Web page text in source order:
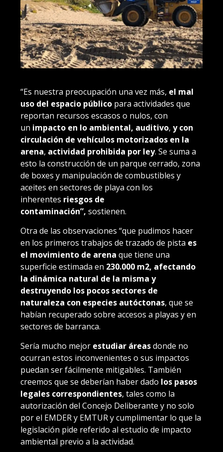
“Es nuestra preocupación una vez más, el mal
uso del espacio público para actividades que
reportan recursos escasos o nulos, con
un impacto en lo ambiental, auditivo, y con
circulación de vehículos motorizados en la
arena, actividad prohibida por ley. Se suma a
esto la construcción de un parque cerrado, zona
de boxes y manipulación de combustibles y
aceites en sectores de playa con los
inherentes riesgos de
contaminación”, sostienen.
Otra de las observaciones “que pudimos hacer
en los primeros trabajos de trazado de pista es
el movimiento de arena que tiene una
superficie estimada en 230.000 m2, afectando
la dinámica natural de la misma y
destruyendo los pocos sectores de
naturaleza con especies autóctonas, que se
habían recuperado sobre accesos a playas y en
sectores de barranca.
Sería mucho mejor estudiar áreasdonde no
ocurran estos inconvenientes o sus impactos
puedan ser fácilmente mitigables. También
creemos que se deberían haber dado los pasos
legales correspondientes, tales como la
autorización del Concejo Deliberante y no solo
por el EMDER y EMTUR y cumplimentar lo que la
legislación pide referido al estudio de impacto
ambiental previo a la actividad.